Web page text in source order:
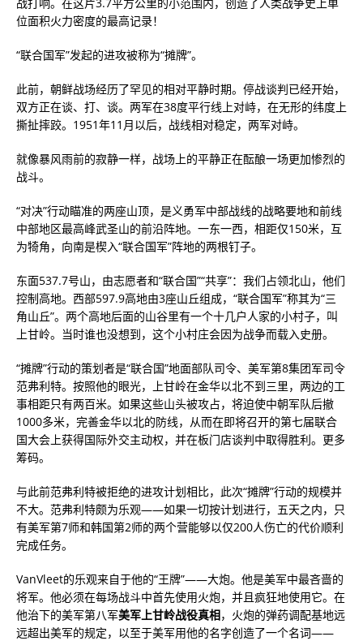
位面积火力密度的最高记录！
“联合国军”发起的进攻被称为“摊牌”。
此前，朝鲜战场经历了罕见的相对平静时期。停战谈判已经开始，
双方正在谈、打、谈。两军在38度平行线上对峙，在无形的纬度上
撕扯摔跤。1951年11月以后，战线相对稳定，两军对峙。
就像暴风雨前的寂静一样，战场上的平静正在酝酿一场更加惨烈的
战斗。
“对决”行动瞄准的两座山顶，是义勇军中部战线的战略要地和前线
中部地区最高峰武圣山的前沿阵地。一东一西，相距仅150米，互
为犄角，向南是楔入“联合国军”阵地的两根钉子。
东面537.7号山，由志愿者和“联合国”“共享”：我们占领北山，他们
控制高地。西部597.9高地由3座山丘组成，“联合国军”称其为“三
角山丘”。两个高地后面的山谷里有一个十几户人家的小村子，叫
上甘岭。当时谁也没想到，这个小村庄会因为战争而载入史册。
“摊牌”行动的策划者是“联合国”地面部队司令、美军第8集团军司令
范弗利特。按照他的眼光，上甘岭在金华以北不到三里，两边的工
事相距只有两百米。如果这些山头被攻占，将迫使中朝军队后撤
1000多米，完善金华以北的防线，从而在即将召开的第七届联合
国大会上获得国际外交主动权，并在板门店谈判中取得胜利。更多
筹码。
与此前范弗利特被拒绝的进攻计划相比，此次“摊牌”行动的规模并
不大。范弗利特颇为乐观——如果一切按计划进行，五天之内，只
有美军第7师和韩国第2师的两个营能够以仅200人伤亡的代价顺利
完成任务。
VanVleet的乐观来自于他的“王牌”——大炮。他是美军中最吝啬的
将军。他必须在每场战斗中首先使用火炮，并且疯狂地使用它。在
他治下的美军第八军美军上甘岭战役真相，火炮的弹药调配基地远
远超出美军的规定，以至于美军用他的名字创造了一个名词——